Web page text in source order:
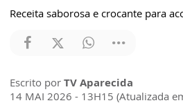
Receita saborosa e crocante para
Escrito por TV Aparecida
14 MAI 2026 - 13H15 (Atualizada